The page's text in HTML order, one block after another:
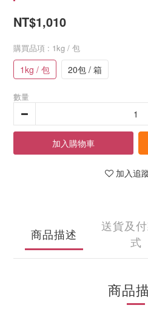
NT$1,010
購買品項 : 1kg / 包
1kg / 包 20包 / 箱
數量
加入購物車
加入追
商品描述
送貨及
式
商品